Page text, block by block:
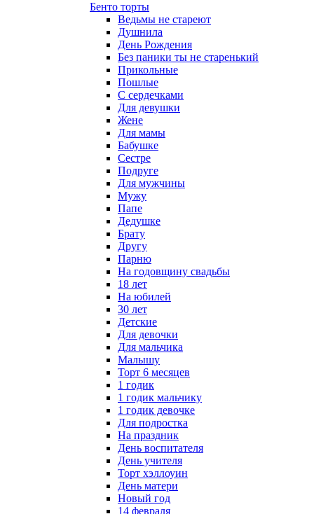
Бенто торты
Ведьмы не стареют
Душнила
День Рождения
Без паники ты не старенький
Прикольные
Пошлые
С сердечками
Для девушки
Жене
Для мамы
Бабушке
Сестре
Подруге
Для мужчины
Мужу
Папе
Дедушке
Брату
Другу
Парню
На годовщину свадьбы
18 лет
На юбилей
30 лет
Детские
Для девочки
Для мальчика
Малышу
Торт 6 месяцев
1 годик
1 годик мальчику
1 годик девочке
Для подростка
На праздник
День воспитателя
День учителя
Торт хэллоуин
День матери
Новый год
14 февраля